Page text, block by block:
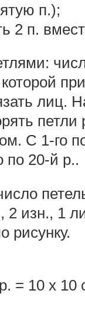
п.);
2 п.
лиц.
С 1-го
по 20-й р..
изн., 1
рисунку.
= 10 х 10